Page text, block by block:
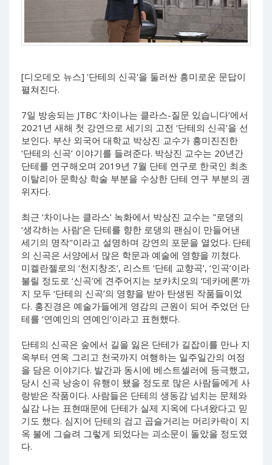
[디오데오 뉴스] '단테의 신곡'을 둘러싼 흥미로운 문답이
펼쳐진다.
7일 방송되는 JTBC ‘차이나는 클라스-질문 있습니다’에서
2021년 새해 첫 강연으로 세기의 고전 ‘단테의 신곡’을 선
보인다. 부산 외국어 대학교 박상진 교수가 흥미진진한
‘단테의 신곡’ 이야기를 들려준다. 박상진 교수는 20년간
단테를 연구해오며 2019년 7월 단테 연구로 한국인 최초
이탈리아 문학상 학술 부분을 수상한 단테 연구 부분의 권
위자다.
최근 ‘차이나는 클라스’ 녹화에서 박상진 교수는 "로댕의
‘생각하는 사람’은 단테를 향한 로댕의 팬심이 만들어낸
세기의 명작"이라고 설명하며 강연의 포문을 열었다. 단테
의 신곡은 서양에서 많은 학문과 예술에 영향을 끼쳤다.
미켈란젤로의 ‘천지창조’, 리스트 ‘단테 교향곡’, ‘인곡’이라
불릴 정도로 ‘신곡’에 견주어지는 보카치오의 ‘데카메론’까
지 모두 ‘단테의 신곡’의 영향을 받아 탄생된 작품들이었
다. 홍진경은 예술가들에게 영감의 근원이 되어 주었던 단
테를 ‘연예인의 연예인’이라고 표현했다.
단테의 신곡은 숲에서 길을 잃은 단테가 길잡이를 만나 지
옥부터 연옥 그리고 천국까지 여행하는 일주일간의 여정
을 담은 이야기다. 발간과 동시에 베스트셀러에 등극했고,
당시 신곡 낭송이 유행이 됐을 정도로 많은 사람들에게 사
랑받은 작품이다. 사람들은 단테의 생동감 넘치는 문체와
실감 나는 표현때문에 단테가 실제 지옥에 다녀왔다고 믿
기도 했다. 심지어 단테의 검고 곱슬거리는 머리카락이 지
옥 불에 그슬려 그렇게 되었다는 괴소문이 돌았을 정도였
다.